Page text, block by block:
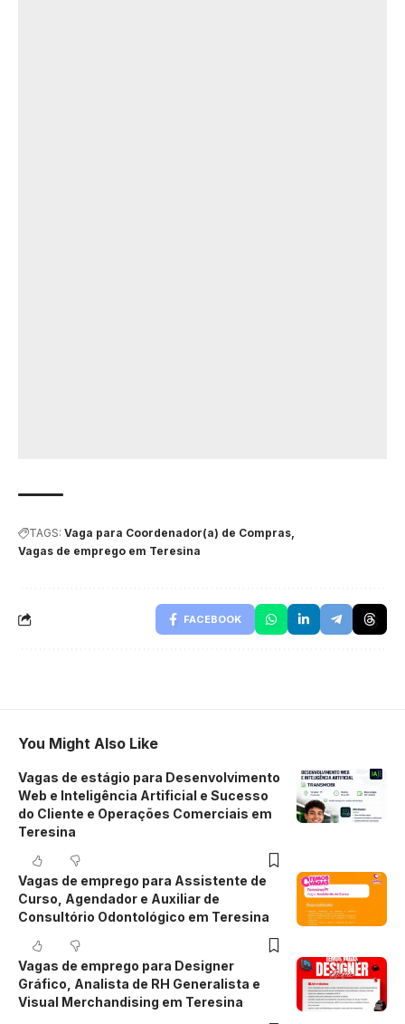
TAGS: Vaga para Coordenador(a) de Compras
Vagas de emprego em Teresina
FACEBOOK
You Might Also Like
Vagas de estágio para Desenvolvimento
Web e Inteligência Artificial e Sucesso
do Cliente e Operações Comerciais em
Teresina
Vagas de emprego para Assistente de
Curso, Agendador e Auxiliar de
Consultório Odontológico em Teresina
Vagas de emprego para Designer
Gráfico, Analista de RH Generalista e
Visual Merchandising em Teresina